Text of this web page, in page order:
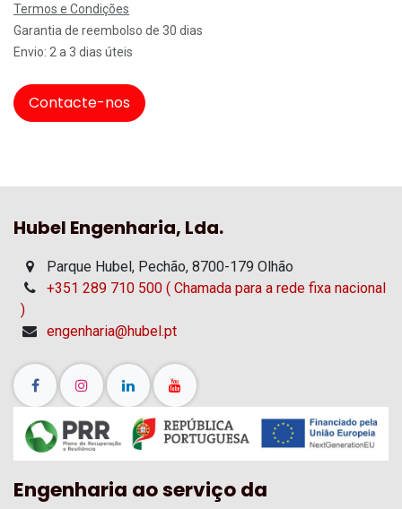
Termos e Condições
Garantia de reembolso de 30 dias
Envio: 2 a 3 dias úteis
Contacte-nos
Hubel Engenharia, Lda.
Parque Hubel, Pechão, 8700-179 Olhão
+351 289 710 500 ( Chamada para a rede fixa nacional
)
engenharia@hubel.pt
Engenharia ao serviço da